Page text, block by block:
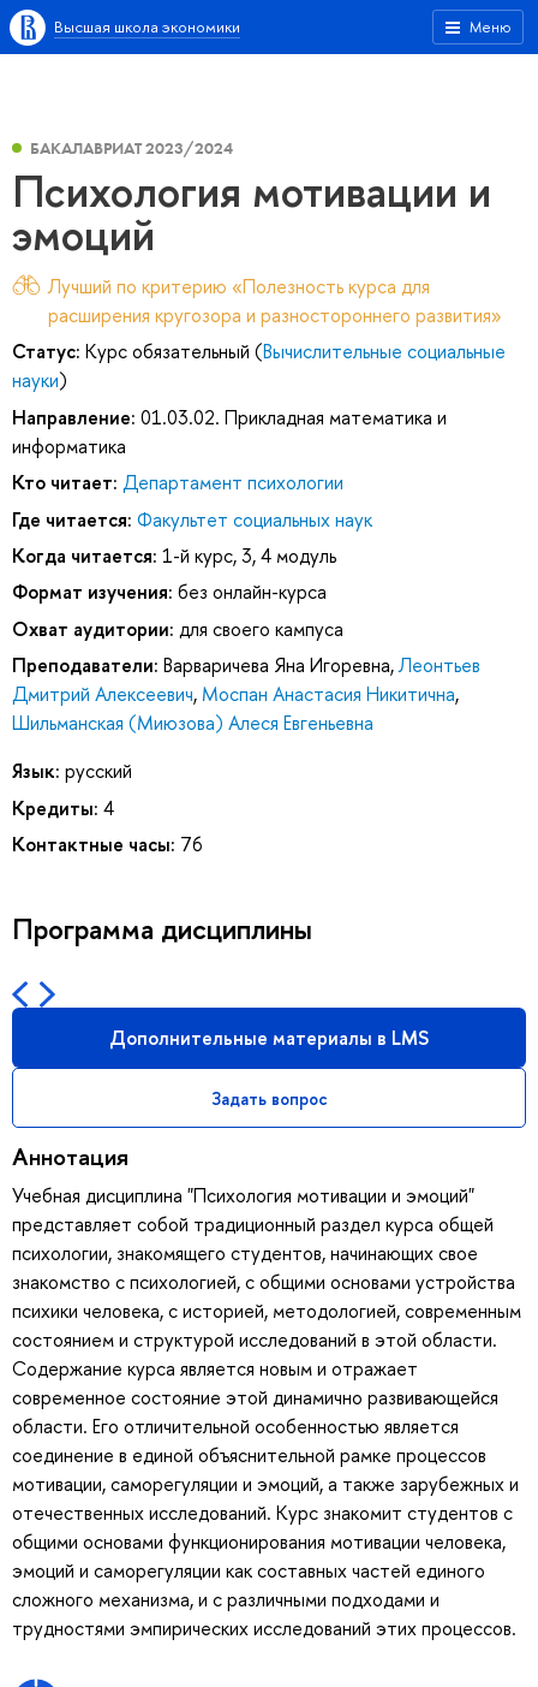
Меню
Высшая школа экономики
БАКАЛАВРИАТ 2023/2024
Психология мотивации и
эмоций
Лучший по критерию «Полезность курса для
расширения кругозора и разностороннего развития»
Статус: Курс обязательный (Вычислительные социальные
науки)
Направление: 01.03.02. Прикладная математика и
информатика
Кто читает: Департамент психологии
Где читается: Факультет социальных наук
Когда читается: 1-й курс, 3, 4 модуль
Формат изучения: без онлайн-курса
Охват аудитории: для своего кампуса
Преподаватели: Варваричева Яна Игоревна,Леонтьев
Дмитрий Алексеевич, Моспан Анастасия Никитична,
Шильманская (Миюзова) Алеся Евгеньевна
Язык: русский
Кредиты: 4
Контактные часы: 76
Программа дисциплины
Дополнительные материалы в LMS
Задать вопрос
Аннотация
Учебная дисциплина "Психология мотивации и эмоций"
представляет собой традиционный раздел курса общей
психологии, знакомящего студентов, начинающих свое
знакомство с психологией, с общими основами устройства
психики человека, с историей, методологией, современным
состоянием и структурой исследований в этой области.
Содержание курса является новым и отражает
современное состояние этой динамично развивающейся
области. Его отличительной особенностью является
соединение в единой объяснительной рамке процессов
мотивации, саморегуляции и эмоций, а также зарубежных и
отечественных исследований. Курс знакомит студентов с
общими основами функционирования мотивации человека,
эмоций и саморегуляции как составных частей единого
сложного механизма, и с различными подходами и
трудностями эмпирических исследований этих процессов.